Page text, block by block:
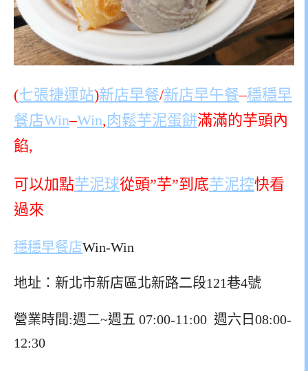
(七張捷運站)新店早餐/新店早午餐–穩穩早
餐店Win–Win,肉鬆芋泥蛋餅滿滿的芋頭內
餡,
可以加點芋泥球從頭”芋”到底芋泥控快看
過來
穩穩早餐店Win-Win
地址：新北市新店區北新路二段121巷4號
營業時間:週二~週五 07:00-11:00 週六日08:00-
12:30